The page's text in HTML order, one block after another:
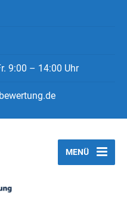
9:00 – 14:00 Uhr
MENÜ